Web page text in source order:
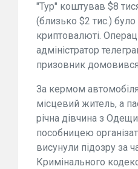
"Тур" коштував $8
(близько $2 тис.)
криптовалюті.
адміністратор
призовник домовився
За кермом
місцевий житель, а
річна дівчина з
пособницею
висунули підозру за
Кримінального